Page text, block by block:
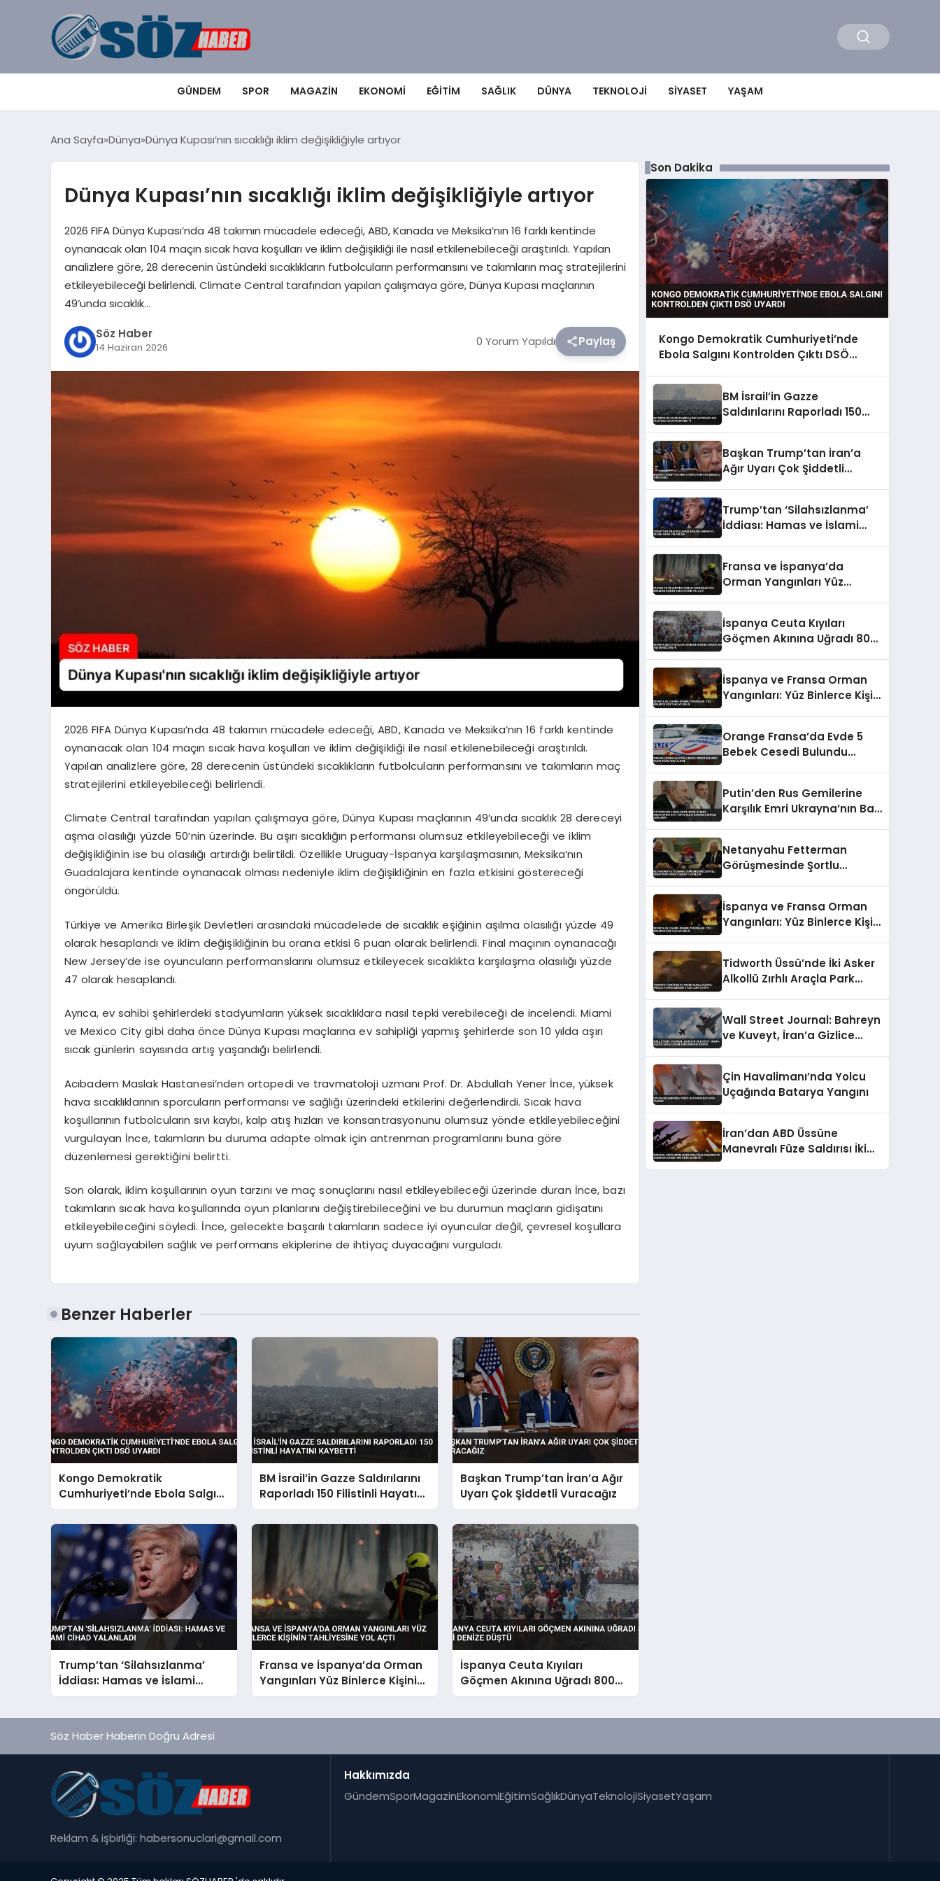
GÜNDEM SPOR MAGAZIN EKONOMI EĞITIM SAĞLIK DÜNYA TEKNOLOJI SIYASET YAŞAM
Ana Sayfa Dünya Dünya Kupası’nın sıcaklığı iklim değişikliğiyle artıyor
Dünya Kupası’nın sıcaklığı iklim değişikliğiyle artıyor
2026 FIFA Dünya Kupası’nda 48 takımın mücadele edeceği, ABD, Kanada ve Meksika’nın 16 farklı kentinde
oynanacak olan 104 maçın sıcak hava koşulları ve iklim değişikliği ile nasıl etkilenebileceği araştırıldı. Yapılan
analizlere göre, 28 derecenin üstündeki sıcaklıkların futbolcuların performansını ve takımların maç stratejilerini
etkileyebileceği belirlendi. Climate Central tarafından yapılan çalışmaya göre, Dünya Kupası maçlarının
49’unda sıcaklık…
Söz Haber
14 Haziran 2026 0 Yorum Yapıldı Paylaş
2026 FIFA Dünya Kupası’nda 48 takımın mücadele edeceği, ABD, Kanada ve Meksika’nın 16 farklı kentinde
oynanacak olan 104 maçın sıcak hava koşulları ve iklim değişikliği ile nasıl etkilenebileceği araştırıldı.
Yapılan analizlere göre, 28 derecenin üstündeki sıcaklıkların futbolcuların performansını ve takımların maç
stratejilerini etkileyebileceği belirlendi.
Climate Central tarafından yapılan çalışmaya göre, Dünya Kupası maçlarının 49’unda sıcaklık 28 dereceyi
aşma olasılığı yüzde 50’nin üzerinde. Bu aşırı sıcaklığın performansı olumsuz etkileyebileceği ve iklim
değişikliğinin ise bu olasılığı artırdığı belirtildi. Özellikle Uruguay-İspanya karşılaşmasının, Meksika’nın
Guadalajara kentinde oynanacak olması nedeniyle iklim değişikliğinin en fazla etkisini göstereceği
öngörüldü.
Türkiye ve Amerika Birleşik Devletleri arasındaki mücadelede de sıcaklık eşiğinin aşılma olasılığı yüzde 49
olarak hesaplandı ve iklim değişikliğinin bu orana etkisi 6 puan olarak belirlendi. Final maçının oynanacağı
New Jersey’de ise oyuncuların performanslarını olumsuz etkileyecek sıcaklıkta karşılaşma olasılığı yüzde
47 olarak hesaplandı.
Ayrıca, ev sahibi şehirlerdeki stadyumların yüksek sıcaklıklara nasıl tepki verebileceği de incelendi. Miami
ve Mexico City gibi daha önce Dünya Kupası maçlarına ev sahipliği yapmış şehirlerde son 10 yılda aşırı
sıcak günlerin sayısında artış yaşandığı belirlendi.
Acıbadem Maslak Hastanesi’nden ortopedi ve travmatoloji uzmanı Prof. Dr. Abdullah Yener İnce, yüksek
hava sıcaklıklarının sporcuların performansı ve sağlığı üzerindeki etkilerini değerlendirdi. Sıcak hava
koşullarının futbolcuların sıvı kaybı, kalp atış hızları ve konsantrasyonunu olumsuz yönde etkileyebileceğini
vurgulayan İnce, takımların bu duruma adapte olmak için antrenman programlarını buna göre
düzenlemesi gerektiğini belirtti.
Son olarak, iklim koşullarının oyun tarzını ve maç sonuçlarını nasıl etkileyebileceği üzerinde duran İnce, bazı
takımların sıcak hava koşullarında oyun planlarını değiştirebileceğini ve bu durumun maçların gidişatını
etkileyebileceğini söyledi. İnce, gelecekte başarılı takımların sadece iyi oyuncular değil, çevresel koşullara
uyum sağlayabilen sağlık ve performans ekiplerine de ihtiyaç duyacağını vurguladı.
Benzer Haberler
Kongo Demokratik
Cumhuriyeti’nde Ebola Salgını
Kontrolden Çıktı DSÖ Uyardı
BM İsrail’in Gazze Saldırılarını
Raporladı 150 Filistinli Hayatını
Kaybetti
Başkan Trump’tan İran’a Ağır
Uyarı Çok Şiddetli Vuracağız
Trump’tan ‘Silahsızlanma’
İddiası: Hamas ve İslami
Cihad Yalanladı
Fransa ve İspanya’da Orman
Yangınları Yüz Binlerce Kişinin
Tahliyesine Yol Açtı
İspanya Ceuta Kıyıları
Göçmen Akınına Uğradı 800
Kişi Denize Düştü
Son Dakika
Kongo Demokratik Cumhuriyeti’nde
Ebola Salgını Kontrolden Çıktı DSÖ
BM İsrail’in Gazze
Saldırılarını Raporladı 150
Başkan Trump’tan İran’a
Ağır Uyarı Çok Şiddetli
Trump’tan ‘Silahsızlanma’
İddiası: Hamas ve İslami
Fransa ve İspanya’da
Orman Yangınları Yüz
İspanya Ceuta Kıyıları
Göçmen Akınına Uğradı 800
İspanya ve Fransa Orman
Yangınları: Yüz Binlerce Kişi
Orange Fransa’da Evde 5
Bebek Cesedi Bulundu
Putin’den Rus Gemilerine
Karşılık Emri Ukrayna’nın Batı
Netanyahu Fetterman
Görüşmesinde Şortlu
İspanya ve Fransa Orman
Yangınları: Yüz Binlerce Kişi
Tidworth Üssü’nde İki Asker
Alkollü Zırhlı Araçla Park
Wall Street Journal: Bahreyn
ve Kuveyt, İran’a Gizlice
Çin Havalimanı’nda Yolcu
Uçağında Batarya Yangını
İran’dan ABD Üssüne
Manevralı Füze Saldırısı İki
Söz Haber Haberin Doğru Adresi
Reklam & işbirliği: habersonuclari@gmail.com
Hakkımızda
GündemSporMagazinEkonomiEğitimSağlıkDünyaTeknolojiSiyasetYaşam